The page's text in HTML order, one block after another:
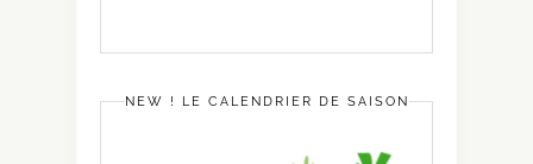
NEW ! LE CALENDRIER DE SAISON